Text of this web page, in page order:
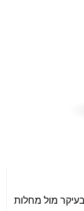
בעיקר מול מחלות